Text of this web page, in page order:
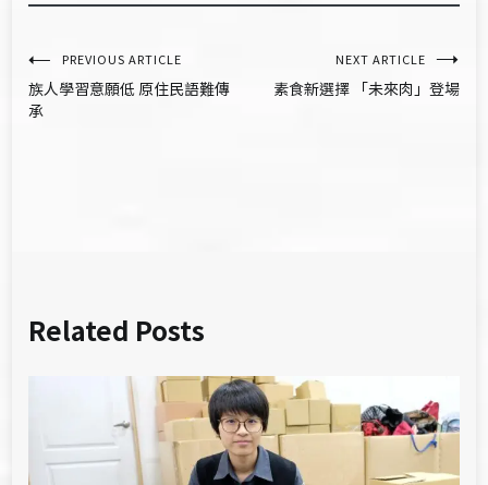
文
章
PREVIOUS ARTICLE
族人學習意願低 原住民語難傳
承
NEXT ARTICLE
素食新選擇 「未來肉」登場
Related Posts